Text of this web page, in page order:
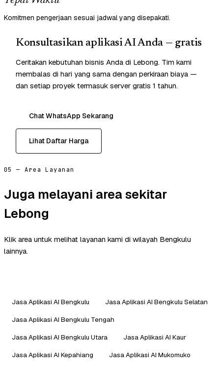
Komitmen pengerjaan sesuai jadwal yang disepakati.
Konsultasikan aplikasi AI Anda — gratis
Ceritakan kebutuhan bisnis Anda di Lebong. Tim kami
membalas di hari yang sama dengan perkiraan biaya —
dan setiap proyek termasuk server gratis 1 tahun.
Chat WhatsApp Sekarang
Lihat Daftar Harga
05 — Area Layanan
Juga melayani area sekitar
Lebong
Klik area untuk melihat layanan kami di wilayah Bengkulu
lainnya.
Jasa Aplikasi AI Bengkulu
Jasa Aplikasi AI Bengkulu Selatan
Jasa Aplikasi AI Bengkulu Tengah
Jasa Aplikasi AI Bengkulu Utara
Jasa Aplikasi AI Kaur
Jasa Aplikasi AI Kepahiang
Jasa Aplikasi AI Mukomuko